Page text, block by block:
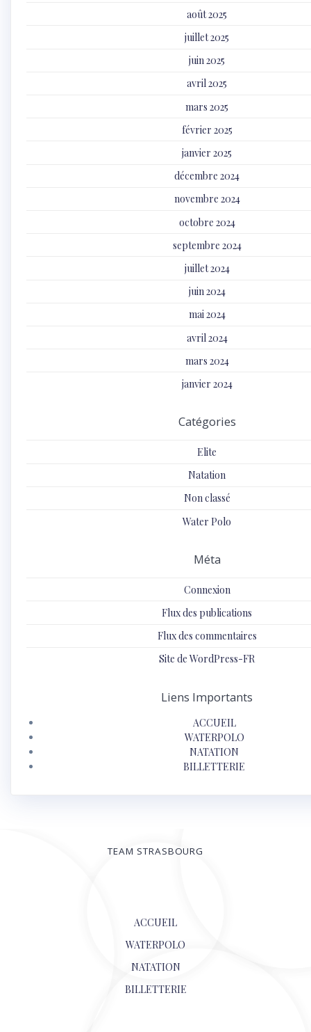
août 2025
juillet 2025
juin 2025
avril 2025
mars 2025
février 2025
janvier 2025
décembre 2024
novembre 2024
octobre 2024
septembre 2024
juillet 2024
juin 2024
mai 2024
avril 2024
mars 2024
janvier 2024
Catégories
Elite
Natation
Non classé
Water Polo
Méta
Connexion
Flux des publications
Flux des commentaires
Site de WordPress-FR
Liens Importants
ACCUEIL
WATERPOLO
NATATION
BILLETTERIE
TEAM STRASBOURG
ACCUEIL
WATERPOLO
NATATION
BILLETTERIE